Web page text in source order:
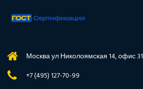
Москва ул Николоямская 14, офис 31
+7 (495) 127-70-99